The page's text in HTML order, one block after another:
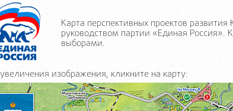
Карта перспективных проектов
руководством партии «Единая Россия».
выборами.
изображения, кликните на карту: